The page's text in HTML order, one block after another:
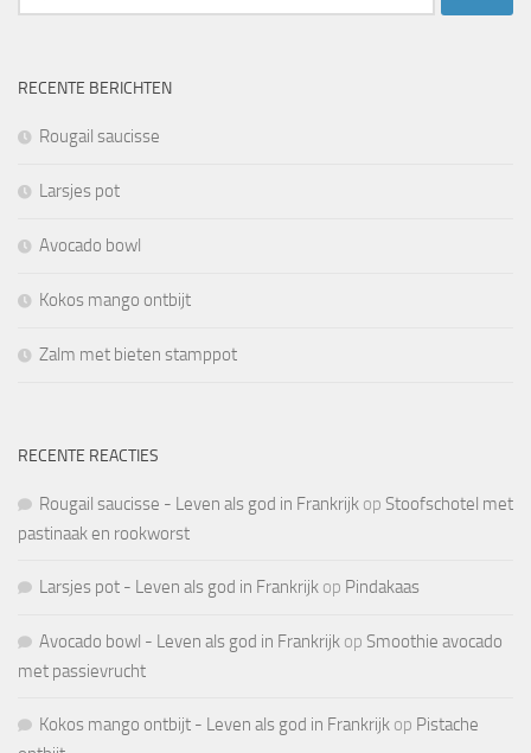
naar:
RECENTE BERICHTEN
Rougail saucisse
Larsjes pot
Avocado bowl
Kokos mango ontbijt
Zalm met bieten stamppot
RECENTE REACTIES
Rougail saucisse - Leven als god in Frankrijk op Stoofschotel met
pastinaak en rookworst
Larsjes pot - Leven als god in Frankrijk op Pindakaas
Avocado bowl - Leven als god in Frankrijk op Smoothie avocado
met passievrucht
Kokos mango ontbijt - Leven als god in Frankrijk op Pistache